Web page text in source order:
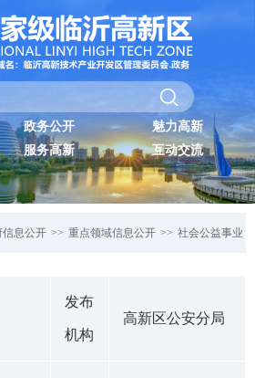
政务公开
魅力高新
服务高新
互动交流
信息公开 >> 重点领域信息公开 >> 社会公益事业
发布
机构
高新区公安分局